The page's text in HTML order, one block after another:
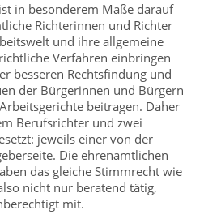
in besonderem Maße darauf
Richterinnen und Richter
und ihre allgemeine
Verfahren einbringen
besseren Rechtsfindung und
der Bürgerinnen und Bürgern
beitragen. Daher
Berufsrichter und zwei
jeweils einer von der
Die ehrenamtlichen
das gleiche Stimmrecht wie
nicht nur beratend tätig,
mit.